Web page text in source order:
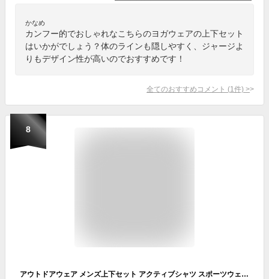
かなめ
カンフー的でおしゃれなこちらのヨガウェアの上下セット
はいかがでしょう？体のラインも隠しやすく、ジャージよ
りもデザイン性が高いのでおすすめです！
全てのおすすめコメント (1 件) >
8
アウトドアウェア メンズ上下セット アクティブシャツ スポーツウェア ロングパンツ メンズランニングシャツ コンプレッション 長袖 メンズヨガパンツ 薄手 XXXL